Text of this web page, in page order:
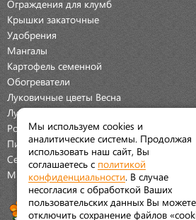
Ограждения для клумб
Крышки закаточные
Удобрения
Мангалы
Картофель семенной
Обогреватели
Луковичные цветы Весна
Луковичные цветы Осень
Розы
Пионы
Семена Овощей
Мраморная крошка
Мы используем cookies и
аналитические системы. Продолжая
использовать наш сайт, Вы
соглашаетесь с политикой
конфиденциальности . В случае
несогласия с обработкой Ваших
пользовательских данных Вы можете
отключить сохранение файлов